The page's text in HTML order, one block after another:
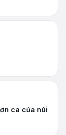
ca của núi